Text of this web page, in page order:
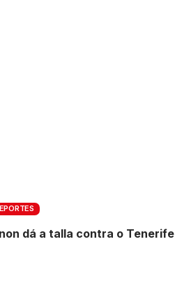
dá a talla contra o Tenerife